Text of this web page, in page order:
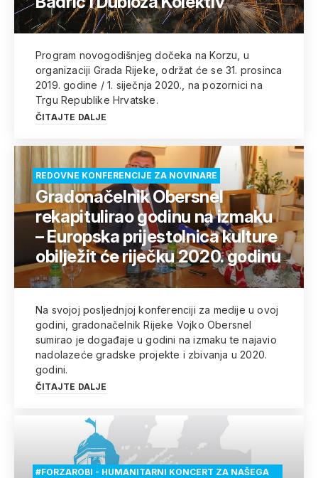
Program novogodišnjeg dočeka na Korzu, u
organizaciji Grada Rijeke, održat će se 31. prosinca
2019. godine / 1. siječnja 2020., na pozornici na
Trgu Republike Hrvatske.
ČITAJTE DALJE
REDOVNE KONFERENCIJE ZA NOVINARE
Gradonačelnik Obersnel
rekapitulirao godinu na izmaku
– Europska prijestolnica kulture
obilježit će riječku 2020. godinu
Na svojoj posljednjoj konferenciji za medije u ovoj
godini, gradonačelnik Rijeke Vojko Obersnel
sumirao je događaje u godini na izmaku te najavio
nadolazeće gradske projekte i zbivanja u 2020.
godini.
ČITAJTE DALJE
#FORZAROBI - HUMANITARNI KONCERT ZA NAŠEGA